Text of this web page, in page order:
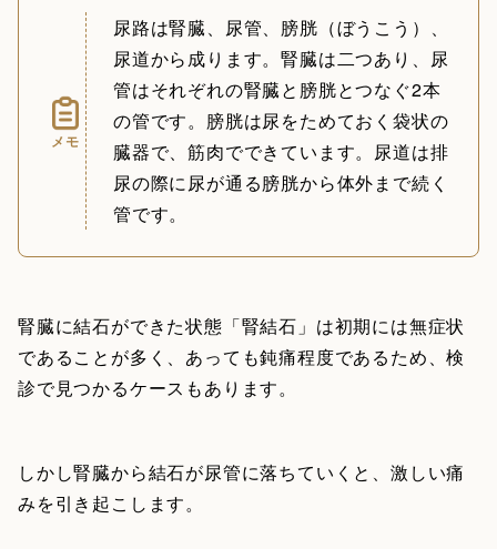
メモ
尿路は腎臓、尿管、膀胱（ぼうこう）、
尿道から成ります。腎臓は二つあり、尿
管はそれぞれの腎臓と膀胱とつなぐ2本
の管です。膀胱は尿をためておく袋状の
臓器で、筋肉でできています。尿道は排
尿の際に尿が通る膀胱から体外まで続く
管です。
腎臓に結石ができた状態「腎結石」は初期には無症状
であることが多く、あっても鈍痛程度であるため、検
診で見つかるケースもあります。
しかし腎臓から結石が尿管に落ちていくと、激しい痛
みを引き起こします。